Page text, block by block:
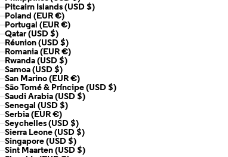
Pitcairn Islands (USD $)
Poland (EUR €)
Portugal (EUR €)
Qatar (USD $)
Réunion (USD $)
Romania (EUR €)
Rwanda (USD $)
Samoa (USD $)
San Marino (EUR €)
São Tomé & Príncipe (USD $)
Saudi Arabia (USD $)
Senegal (USD $)
Serbia (EUR €)
Seychelles (USD $)
Sierra Leone (USD $)
Singapore (USD $)
Sint Maarten (USD $)